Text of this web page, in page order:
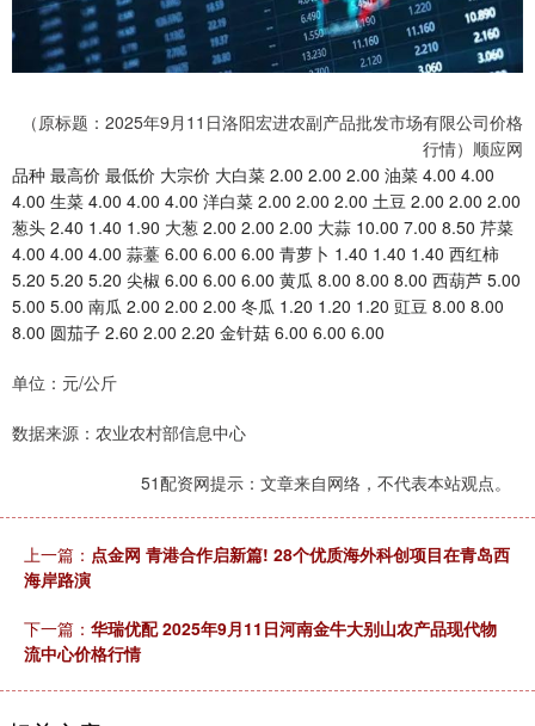
（原标题：2025年9月11日洛阳宏进农副产品批发市场有限公司价格
行情）顺应网
品种 最高价 最低价 大宗价 大白菜 2.00 2.00 2.00 油菜 4.00 4.00
4.00 生菜 4.00 4.00 4.00 洋白菜 2.00 2.00 2.00 土豆 2.00 2.00 2.00
葱头 2.40 1.40 1.90 大葱 2.00 2.00 2.00 大蒜 10.00 7.00 8.50 芹菜
4.00 4.00 4.00 蒜薹 6.00 6.00 6.00 青萝卜 1.40 1.40 1.40 西红柿
5.20 5.20 5.20 尖椒 6.00 6.00 6.00 黄瓜 8.00 8.00 8.00 西葫芦 5.00
5.00 5.00 南瓜 2.00 2.00 2.00 冬瓜 1.20 1.20 1.20 豇豆 8.00 8.00
8.00 圆茄子 2.60 2.00 2.20 金针菇 6.00 6.00 6.00
单位：元/公斤
数据来源：农业农村部信息中心
51配资网提示：文章来自网络，不代表本站观点。
上一篇： 点金网 青港合作启新篇! 28个优质海外科创项目在青岛西
海岸路演
下一篇： 华瑞优配 2025年9月11日河南金牛大别山农产品现代物
流中心价格行情